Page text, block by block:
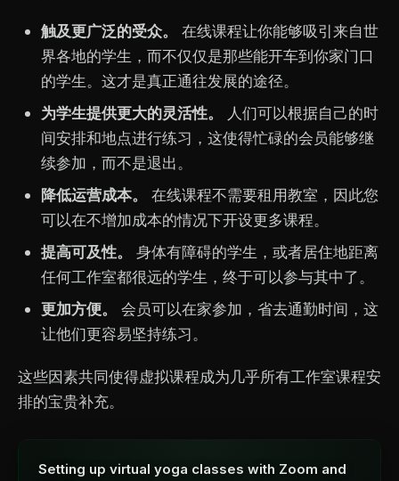
触及更广泛的受众。
在线课程让你能够吸引来自世
界各地的学生，而不仅仅是那些能开车到你家门口
的学生。这才是真正通往发展的途径。
为学生提供更大的灵活性。
人们可以根据自己的时
间安排和地点进行练习，这使得忙碌的会员能够继
续参加，而不是退出。
降低运营成本。
在线课程不需要租用教室，因此您
可以在不增加成本的情况下开设更多课程。
提高可及性。
身体有障碍的学生，或者居住地距离
任何工作室都很远的学生，终于可以参与其中了。
更加方便。
会员可以在家参加，省去通勤时间，这
让他们更容易坚持练习。
这些因素共同使得虚拟课程成为几乎所有工作室课程安
排的宝贵补充。
Setting up virtual yoga classes with Zoom and